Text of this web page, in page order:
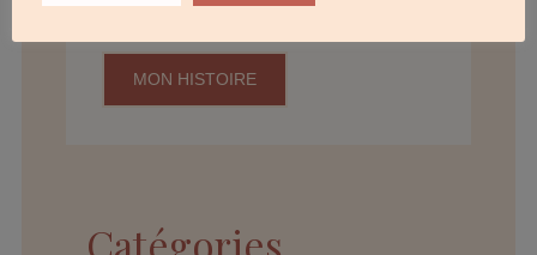
& délices !
MON HISTOIRE
Catégories